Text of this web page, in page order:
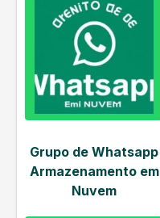
Grupo de Whatsapp
Armazenamento em
Nuvem